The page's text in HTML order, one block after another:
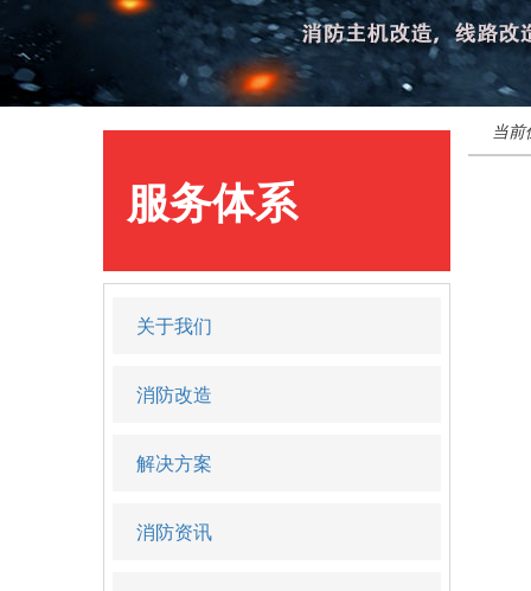
服务体系
关于我们
消防改造
解决方案
消防资讯
当前